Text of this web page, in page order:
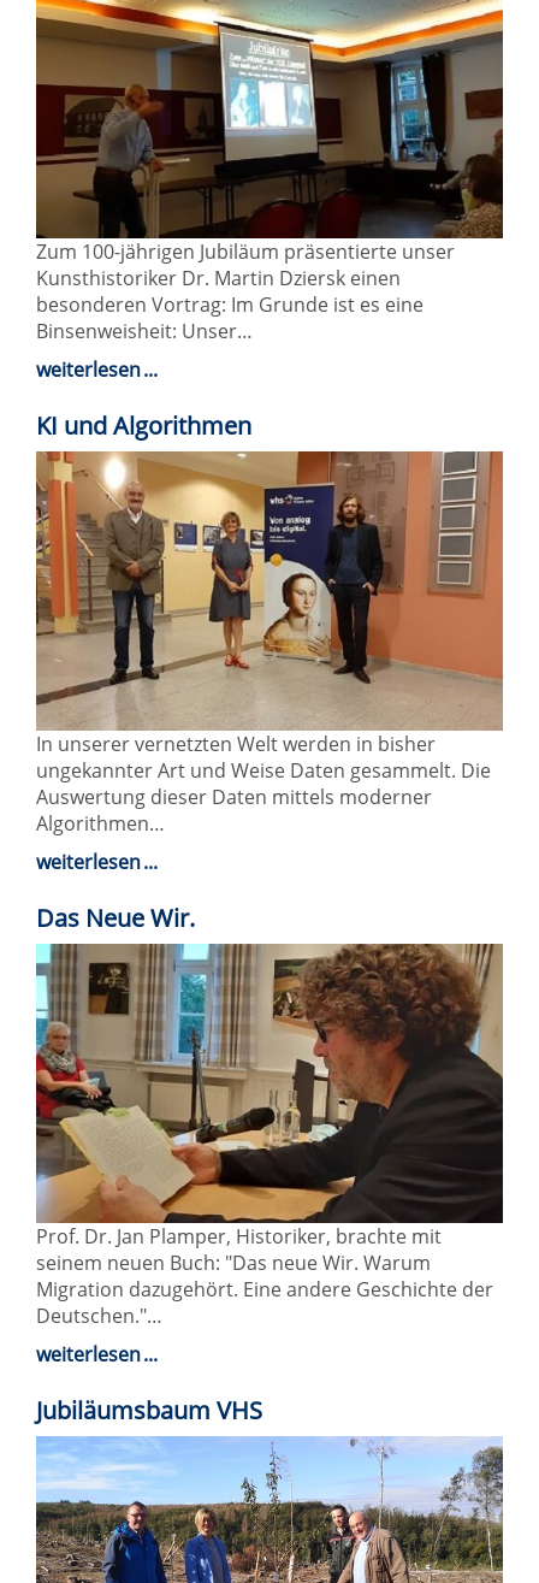
Zum 100-jährigen Jubiläum präsentierte unser
Kunsthistoriker Dr. Martin Dziersk einen
besonderen Vortrag: Im Grunde ist es eine
Binsenweisheit: Unser…
weiterlesen
KI und Algorithmen
In unserer vernetzten Welt werden in bisher
ungekannter Art und Weise Daten gesammelt. Die
Auswertung dieser Daten mittels moderner
Algorithmen…
weiterlesen
Das Neue Wir.
Prof. Dr. Jan Plamper, Historiker, brachte mit
seinem neuen Buch: "Das neue Wir. Warum
Migration dazugehört. Eine andere Geschichte der
Deutschen."…
weiterlesen
Jubiläumsbaum VHS